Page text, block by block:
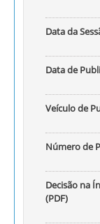
Data da
Data de
Veículo de
Número de
Decisão na
(PDF)